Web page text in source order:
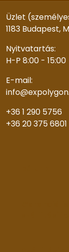
Üzlet
1183 Budapest,
Nyitvatartás:
H-P 8:00 - 15:00
E-mail:
+36 1 290 5756
+36 20 375 6801